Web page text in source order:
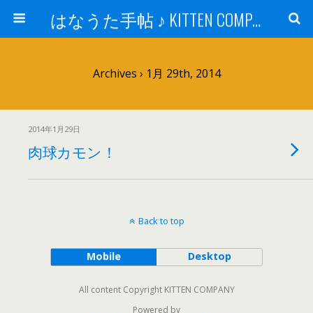
はなうた手帖 ♪ KITTEN COMPANY
Archives › 1月 29th, 2014
2014年1月29日
肉球カモン！
Back to top
Mobile Desktop
All content Copyright KITTEN COMPANY
Powered by